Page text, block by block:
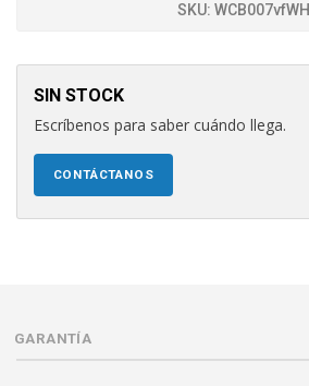
SKU: WCB007vfWH
SIN STOCK
Escríbenos para saber cuándo llega.
CONTÁCTANOS
GARANTÍA